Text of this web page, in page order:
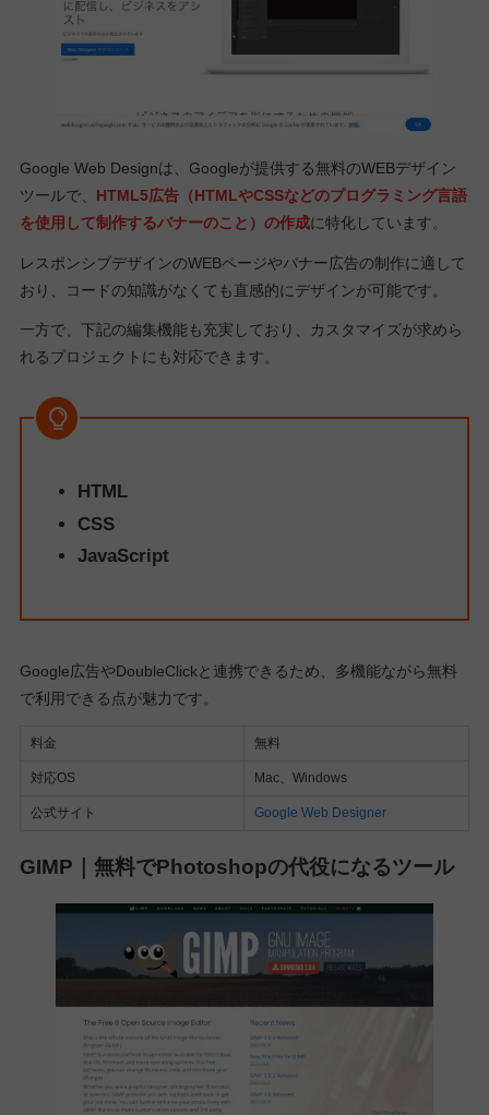
Google Web Designは、Googleが提供する無料のWEBデザイン
ツールで、 HTML5広告（HTMLやCSSなどのプログラミング言語
を使用して制作するバナーのこと）の作成に特化しています。
レスポンシブデザインのWEBページやバナー広告の制作に適して
おり、コードの知識がなくても直感的にデザインが可能です。
一方で、下記の編集機能も充実しており、カスタマイズが求めら
れるプロジェクトにも対応できます。
HTML
CSS
JavaScript
Google広告やDoubleClickと連携できるため、多機能ながら無料
で利用できる点が魅力です。
料金 無料
対応OS Mac、Windows
公式サイト Google Web Designer
GIMP｜無料でPhotoshopの代役になるツール